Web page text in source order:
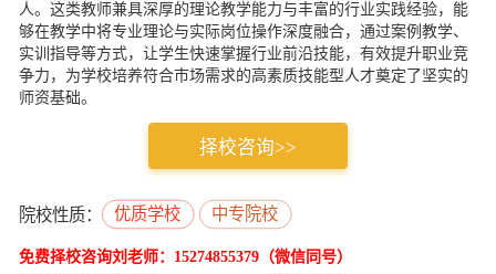
人。这类教师兼具深厚的理论教学能力与丰富的行业实践经验，能
够在教学中将专业理论与实际岗位操作深度融合，通过案例教学、
实训指导等方式，让学生快速掌握行业前沿技能，有效提升职业竞
争力，为学校培养符合市场需求的高素质技能型人才奠定了坚实的
师资基础。
择校咨询>>
院校性质： 优质学校 中专院校
免费择校咨询刘老师：15274855379（微信同号）